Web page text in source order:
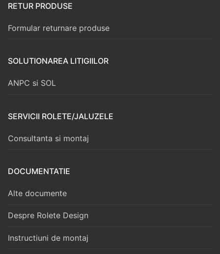
RETUR PRODUSE
Formular returnare produse
SOLUTIONAREA LITIGIILOR
ANPC si SOL
SERVICII ROLETE/JALUZELE
Consultanta si montaj
DOCUMENTATIE
Alte documente
Despre Rolete Design
Instructiuni de montaj